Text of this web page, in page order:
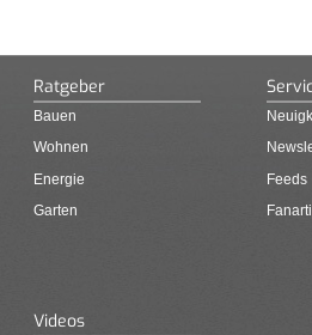
Ratgeber
Bauen
Wohnen
Energie
Garten
Feeds
Videos